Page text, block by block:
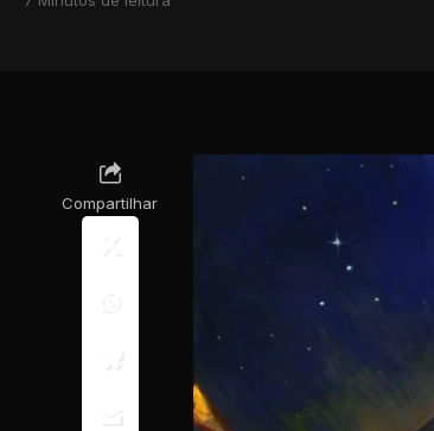
Compartilhar